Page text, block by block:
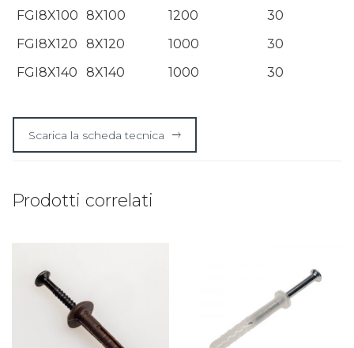
FGI8X100 8X100 1200
30
FGI8X120
8X120 1000
30
FGI8X140
8X140 1000 30
Scarica la scheda tecnica
Prodotti correlati